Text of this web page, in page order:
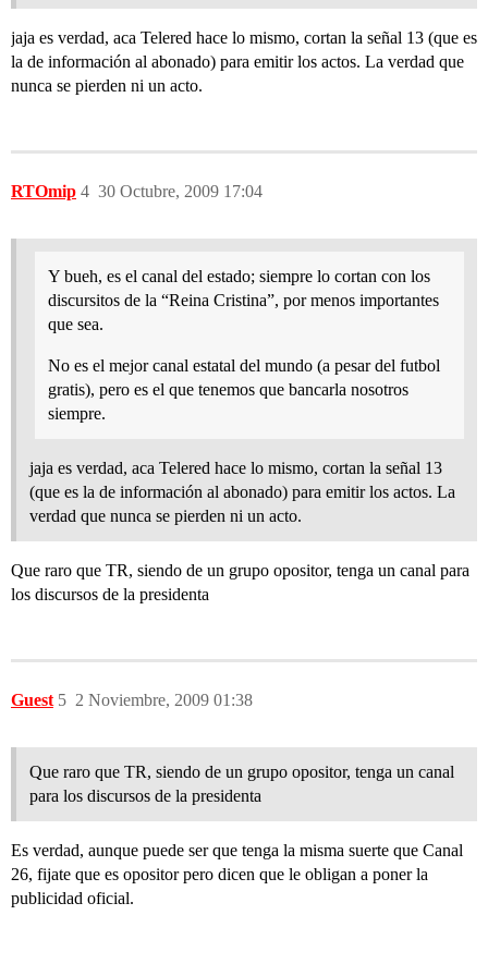
jaja es verdad, aca Telered hace lo mismo, cortan la señal 13 (que es
la de información al abonado) para emitir los actos. La verdad que
nunca se pierden ni un acto.
RTOmip 30 Octubre, 2009 17:04
4
Y bueh, es el canal del estado; siempre lo cortan con los
discursitos de la “Reina Cristina”, por menos importantes
que sea.
No es el mejor canal estatal del mundo (a pesar del futbol
gratis), pero es el que tenemos que bancarla nosotros
siempre.
jaja es verdad, aca Telered hace lo mismo, cortan la señal 13
(que es la de información al abonado) para emitir los actos. La
verdad que nunca se pierden ni un acto.
Que raro que TR, siendo de un grupo opositor, tenga un canal para
los discursos de la presidenta
Guest 2 Noviembre, 2009 01:38
5
Que raro que TR, siendo de un grupo opositor, tenga un canal
para los discursos de la presidenta
Es verdad, aunque puede ser que tenga la misma suerte que Canal
26, fijate que es opositor pero dicen que le obligan a poner la
publicidad oficial.